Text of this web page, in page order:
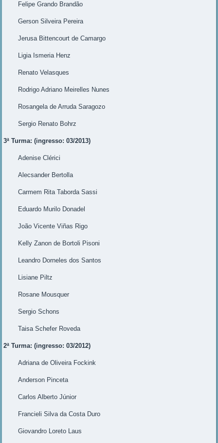
Felipe Grando Brandão
Gerson Silveira Pereira
Jerusa Bittencourt de Camargo
Ligia Ismeria Henz
Renato Velasques
Rodrigo Adriano Meirelles Nunes
Rosangela de Arruda Saragozo
Sergio Renato Bohrz
3ª Turma: (ingresso: 03/2013)
Adenise Clérici
Alecsander Bertolla
Carmem Rita Taborda Sassi
Eduardo Murilo Donadel
João Vicente Viñas Rigo
Kelly Zanon de Bortoli Pisoni
Leandro Dorneles dos Santos
Lisiane Piltz
Rosane Mousquer
Sergio Schons
Taisa Schefer Roveda
2ª Turma: (ingresso: 03/2012)
Adriana de Oliveira Fockink
Anderson Pinceta
Carlos Alberto Júnior
Francieli Silva da Costa Duro
Giovandro Loreto Laus